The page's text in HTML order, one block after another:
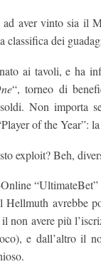
aver vinto sia il
dei
ai tavoli, e ha
“, torneo di
Non importa
of the Year”:
exploit? Beh,
avrebbe
non avere più
e dall’altro il